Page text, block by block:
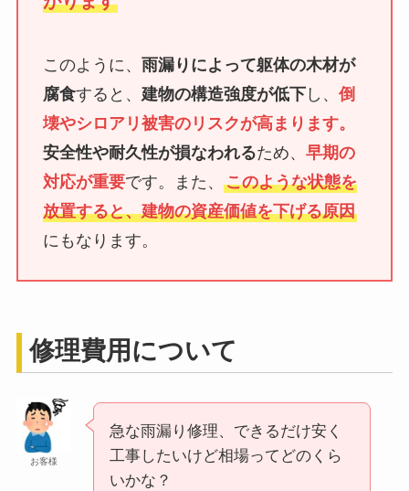
このように、 雨漏りによって躯体の木材が
腐食すると、 建物の構造強度が低下し、 倒
壊やシロアリ被害のリスクが高まります。
安全性や耐久性が損なわれるため、 早期の
対応が重要です。また、 このような状態を
放置すると、建物の資産価値を下げる原因
にもなります。
修理費用について
お客様
急な雨漏り修理、できるだけ安く
工事したいけど相場ってどのくら
いかな？